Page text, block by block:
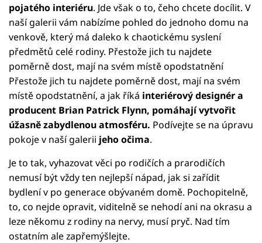
pojatého interiéru. Jde však o to, čeho chcete docílit. V
naší galerii vám nabízíme pohled do jednoho domu na
venkově, který má daleko k chaotickému syslení
předmětů celé rodiny. Přestože jich tu najdete
poměrně dost, mají na svém místě opodstatnění
Přestože jich tu najdete poměrně dost, mají na svém
místě opodstatnění, a jak říká interiérový designér a
producent Brian Patrick Flynn, pomáhají vytvořit
úžasně zabydlenou atmosféru. Podívejte se na úpravu
pokoje v naší galerii jeho očima.
Je to tak, vyhazovat věci po rodičích a prarodičích
nemusí být vždy ten nejlepší nápad, jak si zařídit
bydlení v po generace obývaném domě. Pochopitelně,
to, co nejde opravit, viditelně se nehodí ani na okrasu a
leze někomu z rodiny na nervy, musí pryč. Nad tím
ostatním ale zapřemýšlejte.